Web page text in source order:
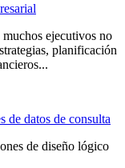
ejecutivos no
planificación
de datos de consulta
de diseño lógico